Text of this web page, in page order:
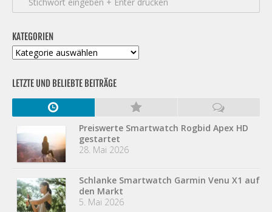
KATEGORIEN
Kategorien
LETZTE UND BELIEBTE BEITRÄGE
Preiswerte Smartwatch Rogbid Apex HD
gestartet
28. Mai 2026
Schlanke Smartwatch Garmin Venu X1 auf
den Markt
5. Mai 2026